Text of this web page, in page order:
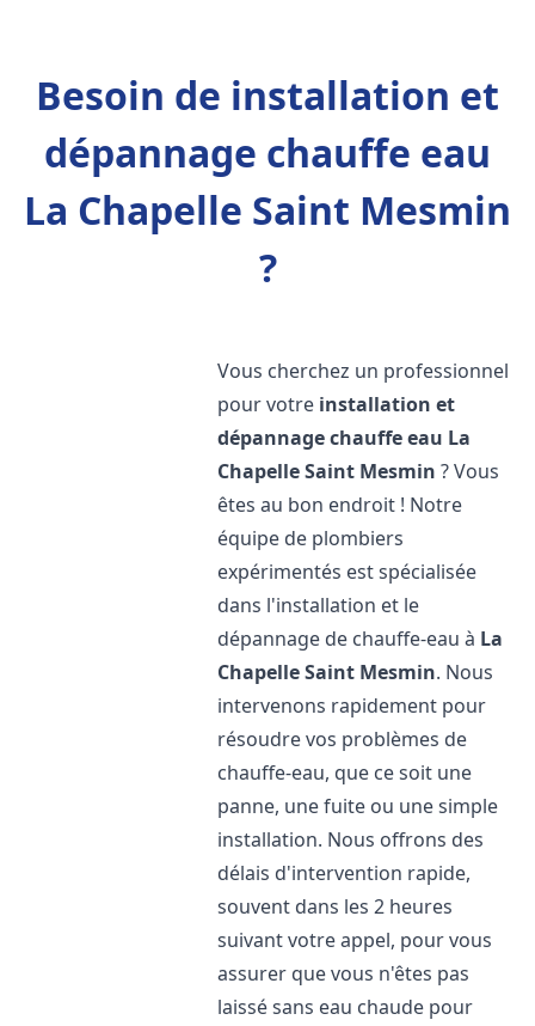
Besoin de installation et
dépannage chauffe eau
La Chapelle Saint Mesmin
?
Vous cherchez un professionnel
pour votre installation et
dépannage chauffe eau La
Chapelle Saint Mesmin ? Vous
êtes au bon endroit ! Notre
équipe de plombiers
expérimentés est spécialisée
dans l'installation et le
dépannage de chauffe-eau à La
Chapelle Saint Mesmin. Nous
intervenons rapidement pour
résoudre vos problèmes de
chauffe-eau, que ce soit une
panne, une fuite ou une simple
installation. Nous offrons des
délais d'intervention rapide,
souvent dans les 2 heures
suivant votre appel, pour vous
assurer que vous n'êtes pas
laissé sans eau chaude pour